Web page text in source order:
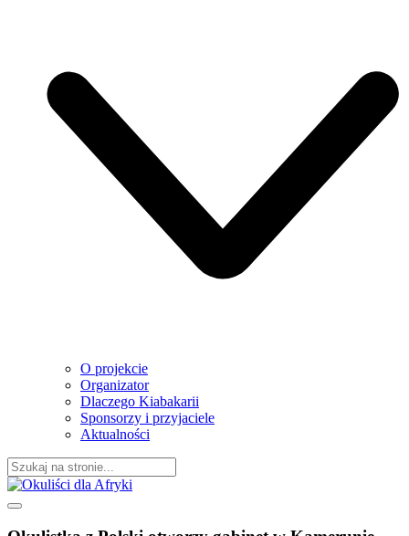
O projekcie
Organizator
Dlaczego Kiabakarii
Sponsorzy i przyjaciele
Aktualności